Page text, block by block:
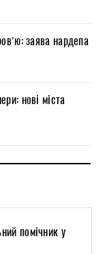
заява нардепа
нові міста
помічник у